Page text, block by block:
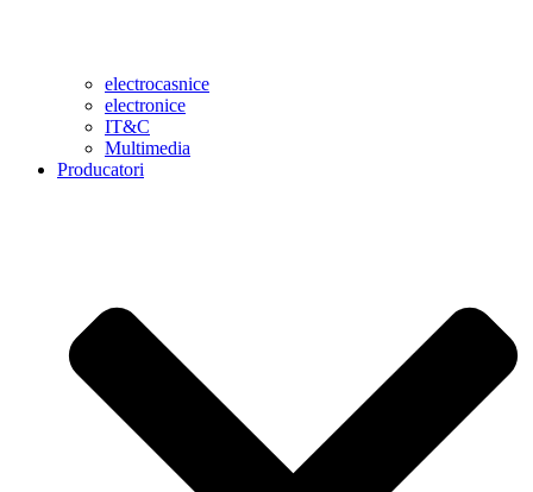
electrocasnice
electronice
IT&C
Multimedia
Producatori